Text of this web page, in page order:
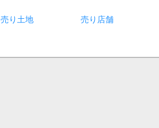
売り土地 売り店舗